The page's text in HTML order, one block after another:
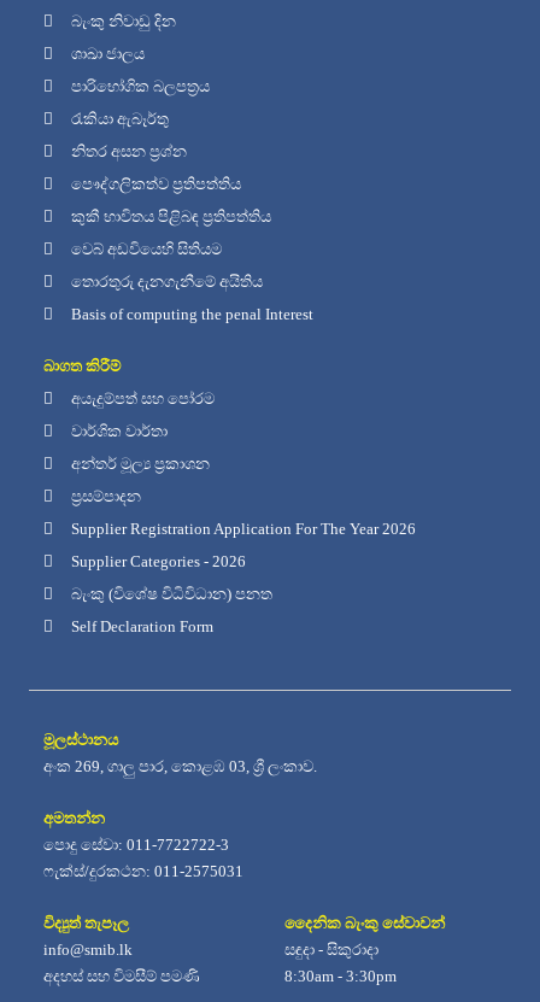
බැංකු නිවාඩු දින
ශාඛා ජාලය
පාරිභෝගික බලපත්‍රය
රැකියා ඇබෑර්තු
නිතර අසන ප්‍රශ්න
පෞද්ගලිකත්ව ප්‍රතිපත්තිය
කුකී භාවිතය පිළිබඳ ප්‍රතිපත්තිය
වෙබ් අඩවියෙහි සිතියම
තොරතුරු දැනගැනීමේ අයිතිය
Basis of computing the penal Interest
බාගත කිරීම්
අයැදුම්පත් සහ පෝරම
වාර්ශික වාර්තා
අන්තර් මූල්‍ය ප්‍රකාශන
ප්‍රසම්පාදන
Supplier Registration Application For The Year 2026
Supplier Categories - 2026
බැංකු (විශේෂ විධිවිධාන) පනත
Self Declaration Form
මූලස්ථානය
අංක 269, ගාලු පාර, කොළඹ 03, ශ්‍රී ලංකාව.
අමතන්න
පොදු සේවා: 011-7722722-3
ෆැක්ස්/දුරකථන: 011-2575031
විද්‍යුත් තැපෑල
info@smib.lk
අදහස් සහ විමසීම් පමණි
දෛනික බැංකු සේවාවන්
සඳුදා - සිකුරාදා
8:30am - 3:30pm